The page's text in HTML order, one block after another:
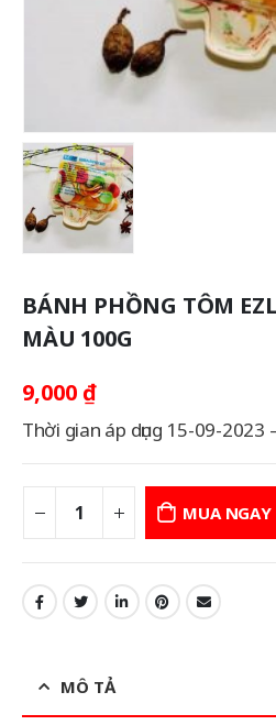
BÁNH PHỒNG TÔM
MÀU 100G
9,000 ₫
Thời gian áp dụng 15-09-2023
MUA NGAY
MÔ TẢ